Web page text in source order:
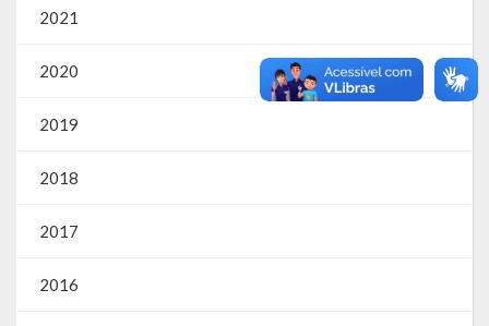
2021
2020
2019
2018
2017
2016